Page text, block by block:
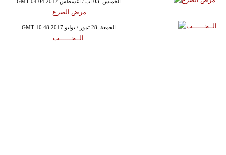
مرض الصرع
GMT 10:48 2017 الجمعة ,28 تموز / يوليو
الــحــــــب